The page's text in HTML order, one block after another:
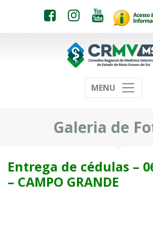
MENU
Galeria de
Entrega de cédulas –
– CAMPO GRANDE